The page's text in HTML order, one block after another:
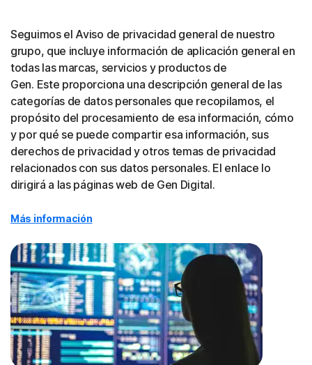
Seguimos el Aviso de privacidad general de nuestro
grupo, que incluye información de aplicación general en
todas las marcas, servicios y productos de
Gen. Este proporciona una descripción general de las
categorías de datos personales que recopilamos, el
propósito del procesamiento de esa información, cómo
y por qué se puede compartir esa información, sus
derechos de privacidad y otros temas de privacidad
relacionados con sus datos personales. El enlace lo
dirigirá a las páginas web de Gen Digital.
Más información